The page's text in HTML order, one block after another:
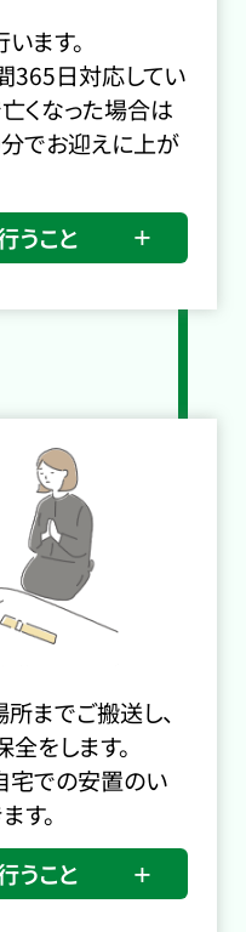
ます。
365日対応してい
くなった場合は
でお迎えに上が
うこと
までご搬送し、
をします。
宅での安置のい
す。
うこと